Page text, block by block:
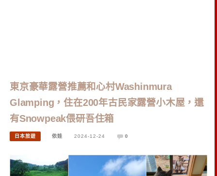
東京豪華露營推薦和心村Washinmura
Glamping，住在200年古民家露營小木屋，還
有Snowpeak偎研吾住箱
日本旅遊 依娃 2024-12-24 0